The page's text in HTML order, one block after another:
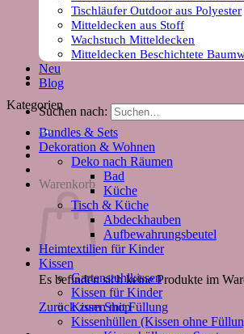
Tischläufer Outdoor aus Polyester
Mitteldecken aus Stoff
Wachstuch Mitteldecken
Mitteldecken Beschichtete
Neu
Blog
Suchen nach:
Warenkorb
Es befinden sich keine Produkte im
Zurück zum Shop
Kategorien
Bundles & Sets
Dekoration & Wohnen
Deko nach Räumen
Bad
Küche
Tisch & Küche
Abdeckhauben
Aufbewahrungsbeutel
Heimtextilien für Kinder
Kissen
Gartenstuhlkissen
Kissen für Kinder
Kissen mit Füllung
Kissenhüllen (Kissen ohne